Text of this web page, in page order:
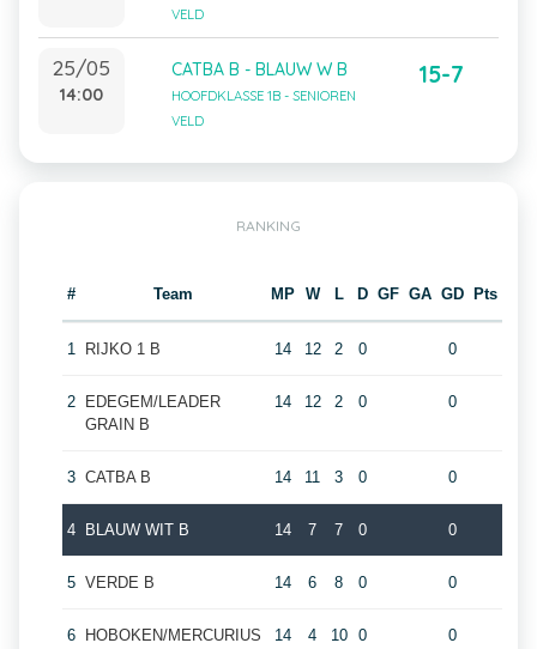
VELD
25/05
14:00
CATBA B - BLAUW W B
HOOFDKLASSE 1B - SENIOREN
VELD
15-7
RANKING
# Team MP W L D GF GA GD Pts
1 RIJKO 1 B 14 12 2 0 0
2
EDEGEM/LEADER
GRAIN B
14 12 2 0 0
3 CATBA B 14 11 3 0 0
4 BLAUW WIT B 14 7 7 0 0
5 VERDE B 14 6 8 0 0
6 HOBOKEN/MERCURIUS 14 4 10 0 0